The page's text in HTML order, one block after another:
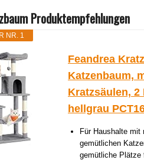
Produktempfehlungen
NR. 1
Feandrea
Katzenbaum,
Kratzsäulen, 2
hellgrau
Für Haushalte mit
gemütlichen
gemütliche Plätze